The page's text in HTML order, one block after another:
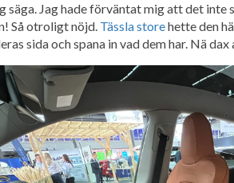
säga. Jag hade förväntat mig att det
Så otroligt nöjd. Tässla storehette den
sida och spana in vad dem har. Nä